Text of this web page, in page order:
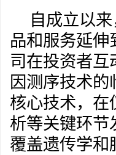
自成立以
品和服务延伸
司在投资者互
因测序技术
核心技术，在
析等关键环节
覆盖遗传学和